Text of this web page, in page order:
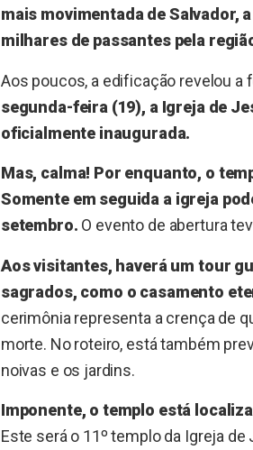
mais movimentada de Salvador,
milhares de passantes pela
Aos poucos, a edificação revelou
segunda-feira (19), a Igreja de
oficialmente inaugurada.
Mas, calma! Por enquanto, o
Somente em seguida a igreja
setembro. O evento de abertura
Aos visitantes, haverá um tour
sagrados, como o casamento
cerimônia representa a crença de
morte. No roteiro, está também
noivas e os jardins.
Imponente, o templo está
Este será o 11º templo da Igreja